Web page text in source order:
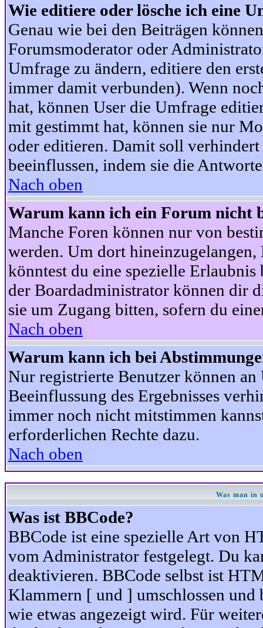
Wie editiere oder lösche ich eine
Genau wie bei den Beiträgen
Forumsmoderator oder
Umfrage zu ändern, editiere den
immer damit verbunden). Wenn
hat, können User die Umfrage
mit gestimmt hat, können sie nur
oder editieren. Damit soll
beeinflussen, indem sie die
Nach oben
Warum kann ich ein Forum nicht
Manche Foren können nur von
werden. Um dort hineinzugelangen,
könntest du eine spezielle
der Boardadministrator können dir
sie um Zugang bitten, sofern du
Nach oben
Warum kann ich bei
Nur registrierte Benutzer können
Beeinflussung des Ergebnisses
immer noch nicht mitstimmen
erforderlichen Rechte dazu.
Nach oben
Was man in
Was ist BBCode?
BBCode ist eine spezielle Art von
vom Administrator festgelegt. Du
deaktivieren. BBCode selbst ist
Klammern [ und ] umschlossen
wie etwas angezeigt wird. Für